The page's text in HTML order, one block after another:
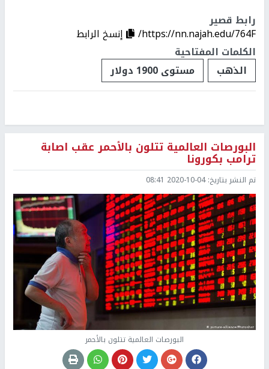
رابط قصير
https://nn.najah.edu/764F/
إنسخ الرابط
الكلمات المفتاحية
الذهب
مستوى 1900 دولار
البورصات العالمية تتلون بالأحمر عقب اصابة
ترامب بكورونا
تم النشر بتاريخ:2020-10-04 08:41
البورصات العالمية تتلون بالأحمر